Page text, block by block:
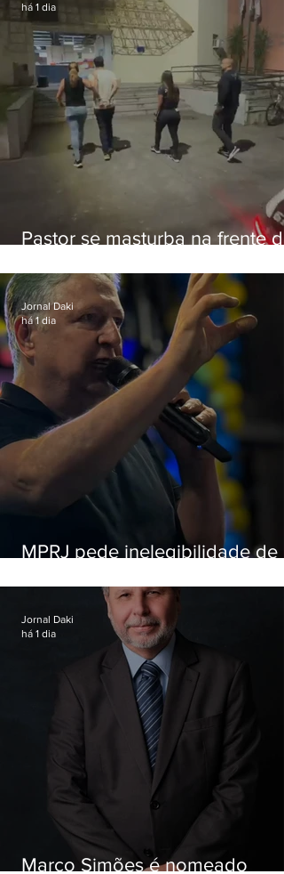
Pastor se masturba na frente de
há 1 dia
MPRJ pede inelegibilidade de
Jornal Daki
há 1 dia
Marco Simões é nomeado
Jornal Daki
há 1 dia